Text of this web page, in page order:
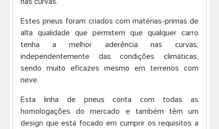
Estes pneus foram criados com matérias-primas de
alta qualidade que permitem que qualquer carro
tenha a melhor aderência nas curvas,
independentemente das condições climáticas,
sendo muito eficazes mesmo em terrenos com
neve.
Esta linha de pneus conta com todas as
homologações do mercado e também têm um
design que está focado em cumprir os requisitos a